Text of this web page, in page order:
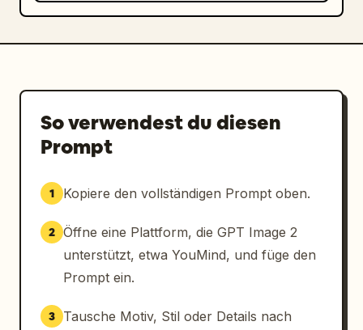
So verwendest du diesen
Prompt
1 Kopiere den vollständigen Prompt oben.
2 Öffne eine Plattform, die GPT Image 2
unterstützt, etwa YouMind, und füge den
Prompt ein.
3
Tausche Motiv, Stil oder Details nach